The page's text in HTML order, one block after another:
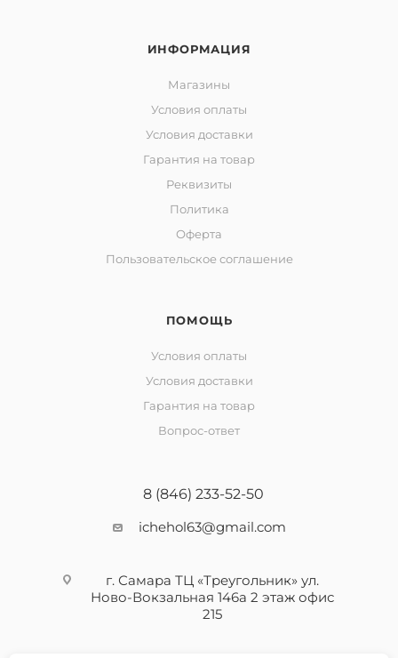
ИНФОРМАЦИЯ
Магазины
Условия оплаты
Условия доставки
Гарантия на товар
Реквизиты
Политика
Оферта
Пользовательское соглашение
ПОМОЩЬ
Условия оплаты
Условия доставки
Гарантия на товар
Вопрос-ответ
8 (846) 233-52-50
ichehol63@gmail.com
г. Самара ТЦ «Треугольник» ул.
Ново-Вокзальная 146а 2 этаж офис
215